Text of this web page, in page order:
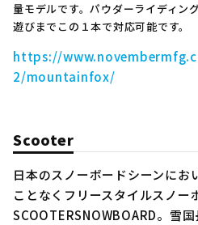
量モデルです。パウダーライディン
遊びまでこの１本で対応可能です。
https://
2/mountainfox/
Scooter
日本のスノーボードシーンにお
ことなくフリースタイルスノー
SCOOTERSNOWBOARD。雪